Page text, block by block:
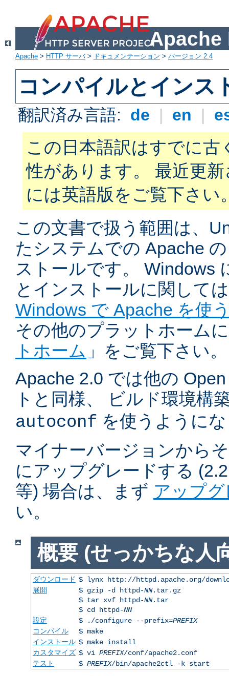
Apache
Apache > HTTP サーバ> ドキュメンテーション > バージョン 2.4
コンパイルとインス
翻訳済み言語: de | en |
この日本語訳はすでに古
性があります。 最近更
には英語版をご覧下さい
この文書で扱う範囲は、
たシステムでの Apache
ストールです。 Windows
とインストールに関して
Windows で Apache を使
その他のプラットホーム
トホーム 」をご覧下さい。
Apache 2.0 では他の
トと同様、 ビルド環境構
autoconf を使うように
マイナーバージョンから
にアップグレードする
等) 場合は、まず アップ
い。
概要 (せっかちな人
ダウンロード $ lynx http://httpd.apache.org/
展開
$ gzip -d httpd-NN.tar.gz
$ tar xvf httpd-NN.tar
$ cd httpd-NN
設定
$ ./configure --prefix=PREFIX
コンパイル
$ make
インストール $ make install
カスタマイズ $ vi PREFIX/conf/apache2.conf
テスト
$ PREFIX/bin/apache2ctl -k start